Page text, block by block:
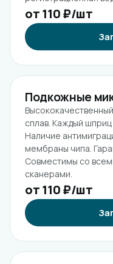
от 110 ₽/шт
Подкожные
сплав. Каждый шприц
Наличие
мембраны чипа.
Совместимы со
сканерами.
от 110 ₽/шт